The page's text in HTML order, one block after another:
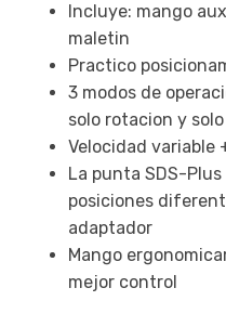
Incluye: mango
maletin
Practico
3 modos de
solo rotacion y
Velocidad variable
La punta SDS-
posiciones
adaptador
Mango
mejor control